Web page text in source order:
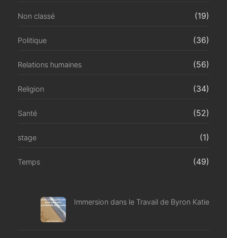
Non classé (19)
Politique (36)
Relations humaines (56)
Religion (34)
Santé (52)
stage (1)
Temps (49)
Immersion dans le Travail de Byron Katie